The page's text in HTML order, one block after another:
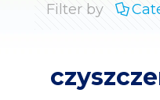
Filter by